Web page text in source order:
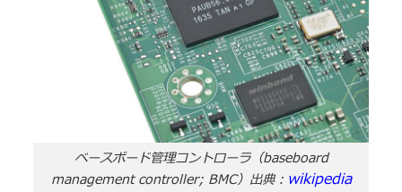
ベースボード管理コントローラ（baseboard
management controller; BMC）出典： wikipedia